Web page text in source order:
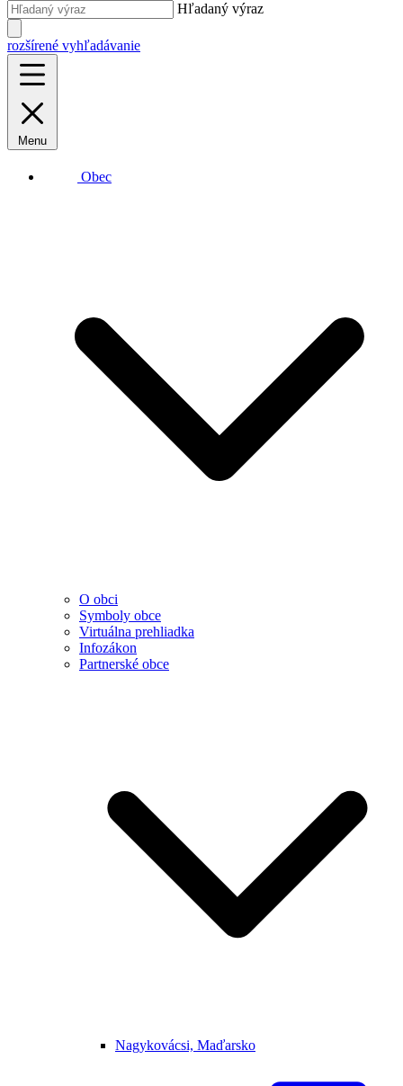
Hľadaný výraz
rozšírené vyhľadávanie
Menu
Obec
O obci
Symboly obce
Virtuálna prehliadka
Infozákon
Partnerské obce
Nagykovácsi, Maďarsko